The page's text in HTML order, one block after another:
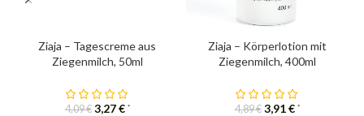
Ziaja – Tagescreme aus
Ziegenmilch, 50ml
4,09€ 3,27€ *
Ziaja – Körperlotion mit
Ziegenmilch, 400ml
4,89€ 3,91€ *